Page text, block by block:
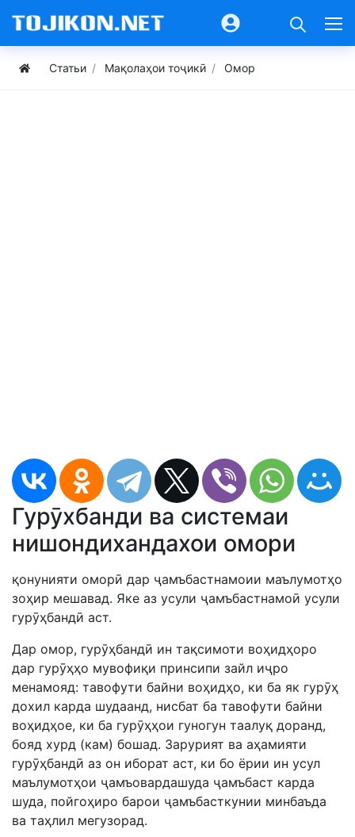
Статьи Мақолаҳои тоҷикӣ Омор
Гурӯхбанди ва системаи
нишондихандахои омори
қонунияти оморӣ дар ҷамъбастнамоии маълумотҳо
зоҳир мешавад. Яке аз усули ҷамъбастнамоӣ усули
гурӯҳбандӣ аст.
Дар омор, гурӯҳбандӣ ин тақсимоти воҳидҳоро
дар гурӯҳҳо мувофиқи принсипи зайл иҷро
менамояд: тавофути байни воҳидҳо, ки ба як гурӯҳ
дохил карда шудаанд, нисбат ба тавофути байни
воҳидҳое, ки ба гурӯҳҳои гуногун таалуқ доранд,
бояд хурд (кам) бошад. Зарурият ва аҳамияти
гурӯҳбандӣ аз он иборат аст, ки бо ёрии ин усул
маълумотҳои ҷамъовардашуда ҷамъбаст карда
шуда, пойгоҳиро барои ҷамъбасткунии минбаъда
ва таҳлил мегузорад.